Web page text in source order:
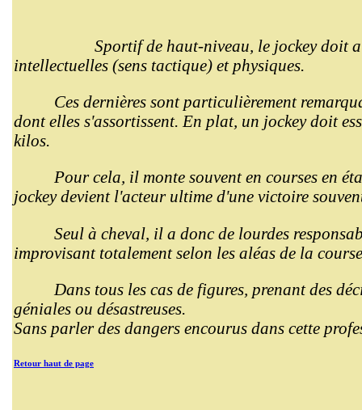
Sportif de haut-niveau, le jockey doit
intellectuelles (sens tactique) et physiques.
Ces dernières sont particulièrement
dont elles s'assortissent. En plat, un jockey doit
kilos.
Pour cela, il monte souvent en courses en
jockey devient l'acteur ultime d'une victoire
Seul à cheval, il a donc de lourdes
improvisant totalement selon les aléas de la
Dans tous les cas de figures, prenant des
géniales ou désastreuses.
Sans parler des dangers encourus dans cette
Retour haut de page